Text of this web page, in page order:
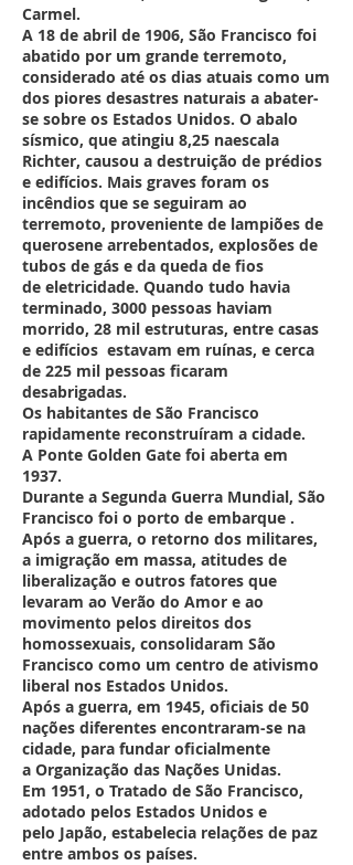
Carmel.
A 18 de abril de 1906, São Francisco foi
abatido por um grande terremoto,
considerado até os dias atuais como um
dos piores desastres naturais a abater-
se sobre os Estados Unidos. O abalo
sísmico, que atingiu 8,25 naescala
Richter, causou a destruição de prédios
e edifícios. Mais graves foram os
incêndios que se seguiram ao
terremoto, proveniente de lampiões de
querosene arrebentados, explosões de
tubos de gás e da queda de fios
de eletricidade. Quando tudo havia
terminado, 3000 pessoas haviam
morrido, 28 mil estruturas, entre casas
e edifícios estavam em ruínas, e cerca
de 225 mil pessoas ficaram
desabrigadas.
Os habitantes de São Francisco
rapidamente reconstruíram a cidade.
A Ponte Golden Gate foi aberta em
1937.
Durante a Segunda Guerra Mundial, São
Francisco foi o porto de embarque .
Após a guerra, o retorno dos militares,
a imigração em massa, atitudes de
liberalização e outros fatores que
levaram ao Verão do Amor e ao
movimento pelos direitos dos
homossexuais, consolidaram São
Francisco como um centro de ativismo
liberal nos Estados Unidos.
Após a guerra, em 1945, oficiais de 50
nações diferentes encontraram-se na
cidade, para fundar oficialmente
a Organização das Nações Unidas.
Em 1951, o Tratado de São Francisco,
adotado pelos Estados Unidos e
pelo Japão, estabelecia relações de paz
entre ambos os países.